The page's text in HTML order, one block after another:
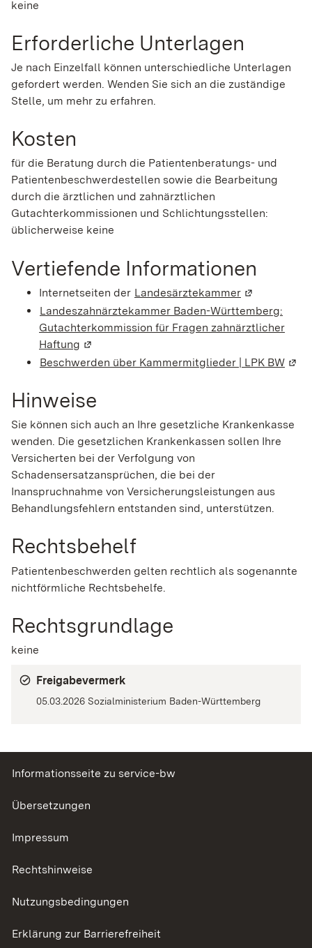
keine
Erforderliche Unterlagen
Je nach Einzelfall können unterschiedliche Unterlagen
gefordert werden. Wenden Sie sich an die zuständige
Stelle, um mehr zu erfahren.
Kosten
für die Beratung durch die Patientenberatungs- und
Patientenbeschwerdestellen sowie die Bearbeitung
durch die ärztlichen und zahnärztlichen
Gutachterkommissionen und Schlichtungsstellen:
üblicherweise keine
Vertiefende Informationen
Internetseiten der Landesärztekammer (Wird in
Landeszahnärztekammer Baden-Württemberg:
Gutachterkommission für Fragen zahnärztlicher
Haftung (Wird in einem neuen Fenster geöffnet)
Beschwerden über Kammermitglieder | LPK BW
Hinweise
Sie können sich auch an Ihre gesetzliche Krankenkasse
wenden. Die gesetzlichen Krankenkassen sollen Ihre
Versicherten bei der Verfolgung von
Schadensersatzansprüchen, die bei der
Inanspruchnahme von Versicherungsleistungen aus
Behandlungsfehlern entstanden sind, unterstützen.
Rechtsbehelf
Patientenbeschwerden gelten rechtlich als sogenannte
nichtförmliche Rechtsbehelfe.
Rechtsgrundlage
keine
Freigabevermerk
05.03.2026 Sozialministerium Baden-Württemberg
Informationsseite zu service-bw
Übersetzungen
Impressum
Rechtshinweise
Nutzungsbedingungen
Erklärung zur Barrierefreiheit